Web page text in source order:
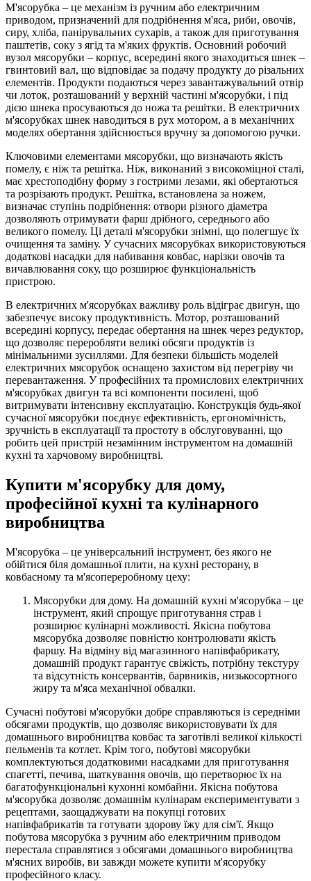
М'ясорубка – це механізм із ручним або електричним
приводом, призначений для подрібнення м'яса, риби, овочів,
сиру, хліба, панірувальних сухарів, а також для приготування
паштетів, соку з ягід та м'яких фруктів. Основний робочий
вузол мясорубки – корпус, всередині якого знаходиться шнек –
гвинтовий вал, що відповідає за подачу продукту до різальних
елементів. Продукти подаються через завантажувальний отвір
чи лоток, розташований у верхній частині м'ясорубки, і під
дією шнека просуваються до ножа та решітки. В електричних
м'ясорубках шнек наводиться в рух мотором, а в механічних
моделях обертання здійснюється вручну за допомогою ручки.
Ключовими елементами мясорубки, що визначають якість
помелу, є ніж та решітка. Ніж, виконаний з високоміцної сталі,
має хрестоподібну форму з гострими лезами, які обертаються
та розрізають продукт. Решітка, встановлена за ножем,
визначає ступінь подрібнення: отвори різного діаметра
дозволяють отримувати фарш дрібного, середнього або
великого помелу. Ці деталі м'ясорубки знімні, що полегшує їх
очищення та заміну. У сучасних мясорубках використовуються
додаткові насадки для набивання ковбас, нарізки овочів та
вичавлювання соку, що розширює функціональність
пристрою.
В електричних м'ясорубках важливу роль відіграє двигун, що
забезпечує високу продуктивність. Мотор, розташований
всередині корпусу, передає обертання на шнек через редуктор,
що дозволяє переробляти великі обсяги продуктів із
мінімальними зусиллями. Для безпеки більшість моделей
електричних мясорубок оснащено захистом від перегріву чи
перевантаження. У професійних та промислових електричних
м'ясорубках двигун та всі компоненти посилені, щоб
витримувати інтенсивну експлуатацію. Конструкція будь-якої
сучасної мясорубки поєднує ефективність, ергономічність,
зручність в експлуатації та простоту в обслуговуванні, що
робить цей пристрій незамінним інструментом на домашній
кухні та харчовому виробництві.
Купити м'ясорубку для дому,
професійної кухні та кулінарного
виробництва
М'ясорубка – це універсальний інструмент, без якого не
обійтися біля домашньої плити, на кухні ресторану, в
ковбасному та м'ясопереробному цеху:
Мясорубки для дому. На домашній кухні м'ясорубка – це
інструмент, який спрощує приготування страв і
розширює кулінарні можливості. Якісна побутова
мясорубка дозволяє повністю контролювати якість
фаршу. На відміну від магазинного напівфабрикату,
домашній продукт гарантує свіжість, потрібну текстуру
та відсутність консервантів, барвників, низькосортного
жиру та м'яса механічної обвалки.
Сучасні побутові м'ясорубки добре справляються із середніми
обсягами продуктів, що дозволяє використовувати їх для
домашнього виробництва ковбас та заготівлі великої кількості
пельменів та котлет. Крім того, побутові мясорубки
комплектуються додатковими насадками для приготування
спагетті, печива, шаткування овочів, що перетворює їх на
багатофункціональні кухонні комбайни. Якісна побутова
м'ясорубка дозволяє домашнім кулінарам експериментувати з
рецептами, заощаджувати на покупці готових
напівфабрикатів та готувати здорову їжу для сім'ї. Якщо
побутова мясорубка з ручним або електричним приводом
перестала справлятися з обсягами домашнього виробництва
м'ясних виробів, ви завжди можете купити м'ясорубку
професійного класу.